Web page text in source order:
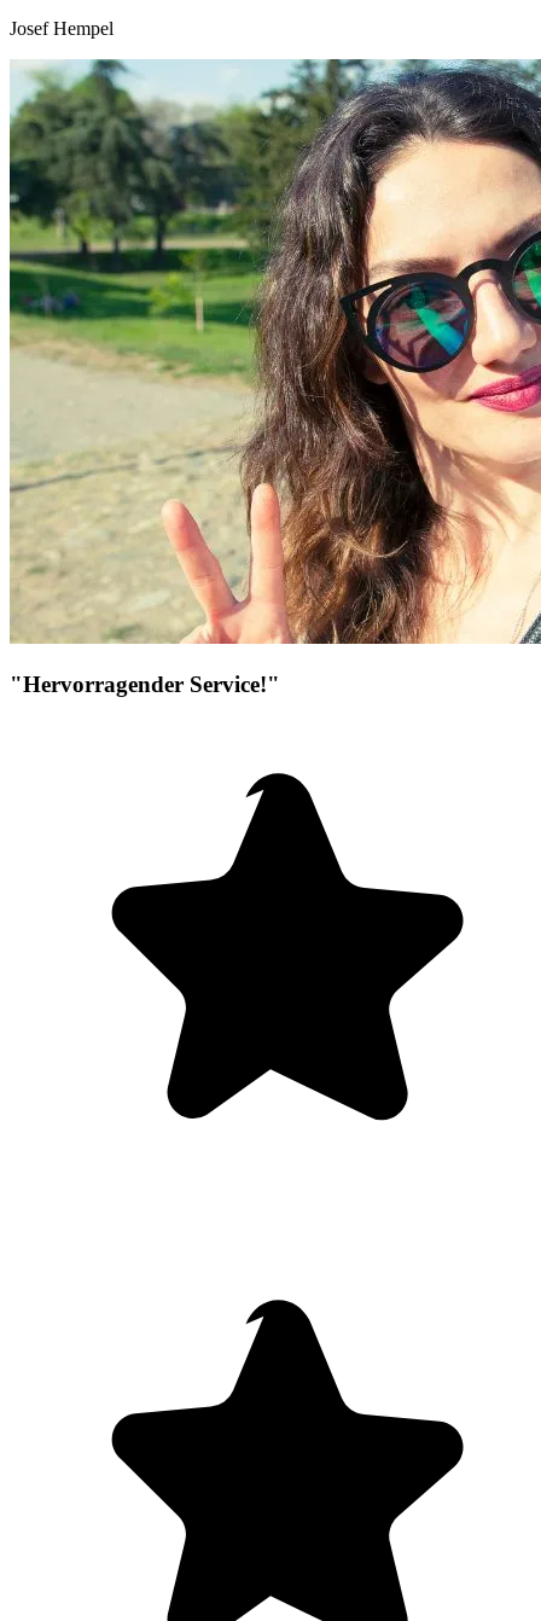
Josef Hempel
"Hervorragender Service!"